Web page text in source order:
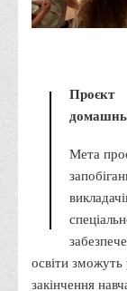
ДТЕУ
Структура
Офіційний
Фотогалерея
Відеогалерея